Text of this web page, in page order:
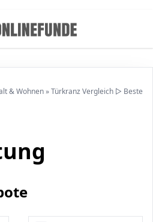
& Wohnen»Türkranz Vergleich ▷ Beste